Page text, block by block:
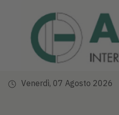
Venerdì, 07 Agosto 2026